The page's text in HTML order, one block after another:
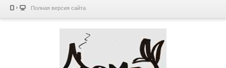
Полная версия сайта